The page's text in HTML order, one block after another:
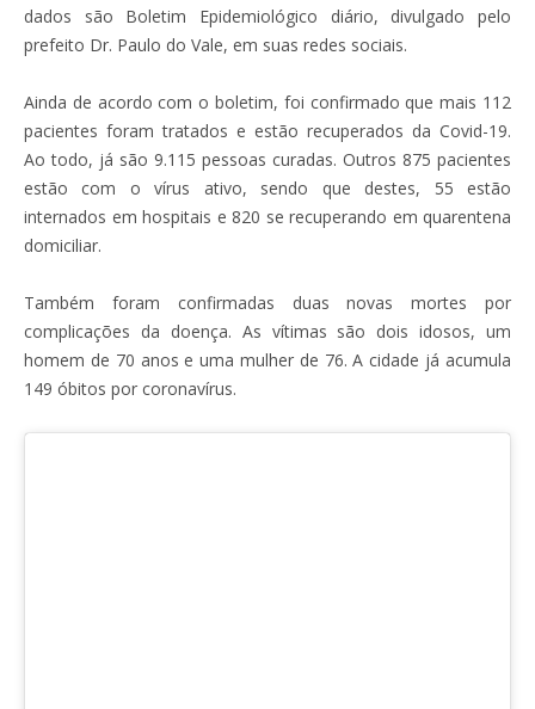
dados são Boletim Epidemiológico diário, divulgado pelo
prefeito Dr. Paulo do Vale, em suas redes sociais.
Ainda de acordo com o boletim, foi confirmado que mais 112
pacientes foram tratados e estão recuperados da Covid-19.
Ao todo, já são 9.115 pessoas curadas. Outros 875 pacientes
estão com o vírus ativo, sendo que destes, 55 estão
internados em hospitais e 820 se recuperando em quarentena
domiciliar.
Também foram confirmadas duas novas mortes por
complicações da doença. As vítimas são dois idosos, um
homem de 70 anos e uma mulher de 76. A cidade já acumula
149 óbitos por coronavírus.